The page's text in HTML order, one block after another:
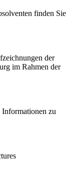
finden Sie
der
im Rahmen der
zu